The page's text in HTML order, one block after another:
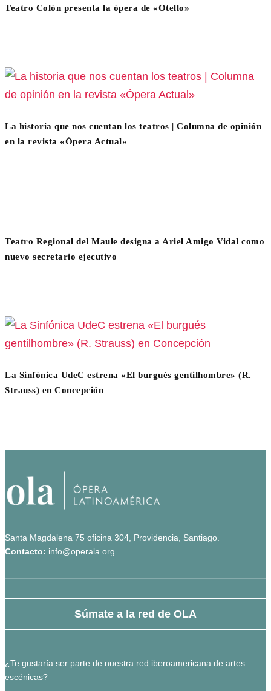
Teatro Colón presenta la ópera de «Otello»
La historia que nos cuentan los teatros | Columna de opinión
en la revista «Ópera Actual»
Teatro Regional del Maule designa a Ariel Amigo Vidal como
nuevo secretario ejecutivo
La Sinfónica UdeC estrena «El burgués gentilhombre» (R.
Strauss) en Concepción
Santa Magdalena 75 oficina 304, Providencia, Santiago.
Contacto: info@operala.org
Súmate a la red de OLA
¿Te gustaría ser parte de nuestra red iberoamericana de artes
escénicas?